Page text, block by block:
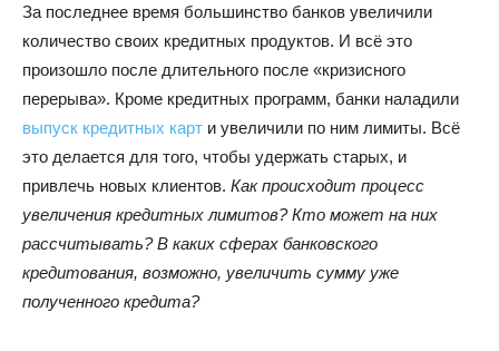
За последнее время большинство банков увеличили
количество своих кредитных продуктов. И всё это
произошло после длительного после «кризисного
перерыва». Кроме кредитных программ, банки наладили
выпуск кредитных карт и увеличили по ним лимиты. Всё
это делается для того, чтобы удержать старых, и
привлечь новых клиентов. Как происходит процесс
увеличения кредитных лимитов? Кто может на них
рассчитывать? В каких сферах банковского
кредитования, возможно, увеличить сумму уже
полученного кредита?